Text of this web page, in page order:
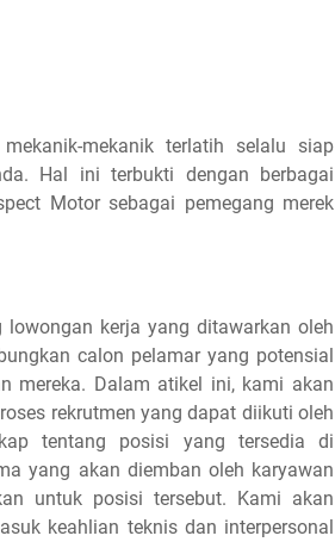
mekanik terlatih selalu siap
Hal ini terbukti dengan berbagai
Motor sebagai pemegang merek
kerja yang ditawarkan oleh
calon pelamar yang potensial
mereka. Dalam atikel ini, kami akan
rekrutmen yang dapat diikuti oleh
tentang posisi yang tersedia di
yang akan diemban oleh karyawan
untuk posisi tersebut. Kami akan
keahlian teknis dan interpersonal